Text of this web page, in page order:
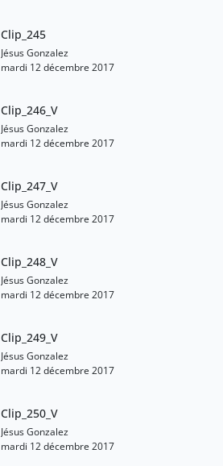
Clip_245
Jésus Gonzalez
mardi 12 décembre 2017
Clip_246_V
Jésus Gonzalez
mardi 12 décembre 2017
Clip_247_V
Jésus Gonzalez
mardi 12 décembre 2017
Clip_248_V
Jésus Gonzalez
mardi 12 décembre 2017
Clip_249_V
Jésus Gonzalez
mardi 12 décembre 2017
Clip_250_V
Jésus Gonzalez
mardi 12 décembre 2017